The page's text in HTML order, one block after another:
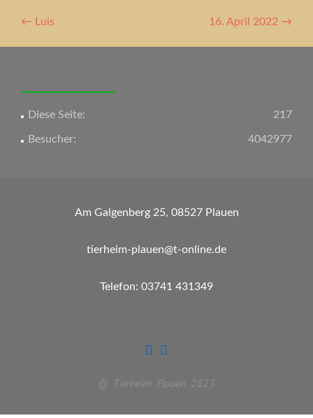
Artikel-
Navigation
← Luis 16. April 2022 →
217
Diese Seite:
4042977
Besucher:
Am Galgenberg 25, 08527 Plauen
tierheim-plauen@t-online.de
Telefon: 03741 431349
@ Tierheim Plauen 2023